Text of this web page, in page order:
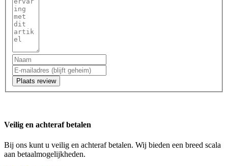
Plaats review
Veilig en achteraf betalen
Bij ons kunt u veilig en achteraf betalen. Wij bieden een breed scala
aan betaalmogelijkheden.